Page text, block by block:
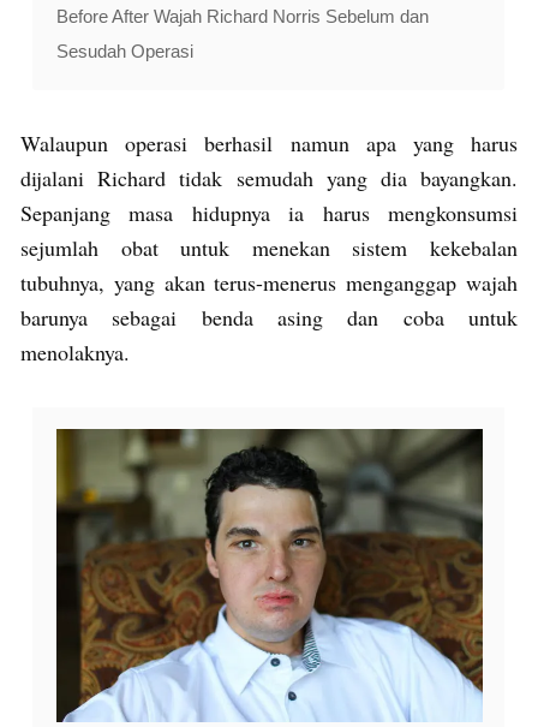
Before After Wajah Richard Norris Sebelum dan
Sesudah Operasi
Walaupun operasi berhasil namun apa yang harus
dijalani Richard tidak semudah yang dia bayangkan.
Sepanjang masa hidupnya ia harus mengkonsumsi
sejumlah obat untuk menekan sistem kekebalan
tubuhnya, yang akan terus-menerus menganggap wajah
barunya sebagai benda asing dan coba untuk
menolaknya.